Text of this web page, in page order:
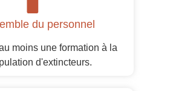
du personnel
moins une formation à la
d'extincteurs.